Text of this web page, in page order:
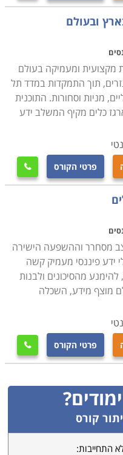
ובעולם
מקצועית ומעמיקה בעולם
תוך התמקדות במדד תל
מניות וסחורות. התוכנית
כלים מקיף המשלב ידע
פרטי הקורס 
מסחרר וההשפעה הישירה
ידע פיננסי מעמיק קשה
מהסיכונים ולבנות
מוצף מידע, השכלה
פרטי הקורס 
קורס
התחייבות: